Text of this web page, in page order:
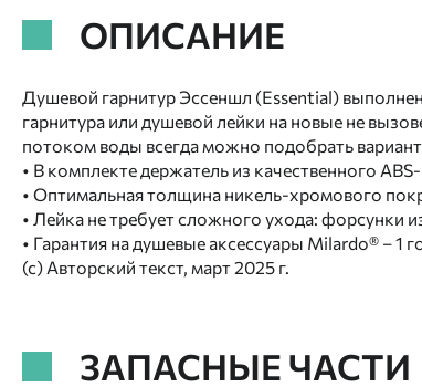
ОПИСАНИЕ
Душевой гарнитур Эссеншл (Essential)
гарнитура или душевой лейки на новые не
потоком воды всегда можно подобрать
• В комплекте держатель из качественного
• Оптимальная толщина никель-хромового
• Лейка не требует сложного ухода: форсунки
• Гарантия на душевые аксессуары Milardo® – 1
(с) Авторский текст, март 2025 г.
ЗАПАСНЫЕ ЧАСТИ